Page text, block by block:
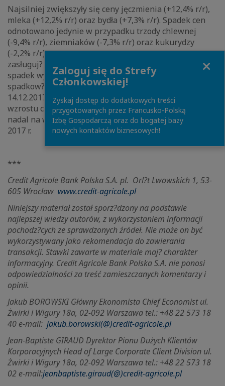
Najsilniej zwiększyły się ceny jęczmienia (+12,4% r/r),
mleka (+12,2% r/r) oraz bydła (+7,3% r/r). Spadek cen
odnotowano jedynie w przypadku trzody chlewnej
(-9,4% r/r), ziemniaków (-7,3% r/r) oraz kukurydzy
(-2,2% r/r). W strukturze danych na szczególn? uwagę
zasługuj? obniżaj?ce się ceny trzody chlewnej. Ich
spadek wynika z wejścia rynku wieprzowiny w
spadkow? fazę cyklu w III kw. 2017 r. (por. AGROmapa z
14.12.2017). Od lutego br. spodziewamy się sezonowego
wzrostu cen skupu trzody chlewnej lecz pozostanie ona
nadal na wyraźnie niższym poziomie w porównaniu do
2017 r.
***
Credit Agricole Bank Polska S.A. pl. Orl?t Lwowskich 1, 53-
605 Wrocław www.credit-agricole.pl
Niniejszy materiał został sporz?dzony na podstawie
najlepszej wiedzy autorów, z wykorzystaniem informacji
pochodz?cych ze sprawdzonych źródeł. Nie może on być
wykorzystywany jako rekomendacja do zawierania
transakcji. Stawki zawarte w materiale maj? charakter
informacyjny. Credit Agricole Bank Polska S.A. nie ponosi
odpowiedzialności za treść zamieszczanych komentarzy i
opinii.
Jakub BOROWSKI Główny Ekonomista Chief Economist ul.
Żwirki i Wigury 18a, 02-092 Warszawa tel.: +48 22 573 18
40 e-mail: jakub.borowski(@)credit-agricole.pl
Jean-Baptiste GIRAUD Dyrektor Pionu Dużych Klientów
Korporacyjnych Head of Large Corporate Client Division ul.
Żwirki i Wigury 18a, 02-092 Warszawa tel.: +48 22 573 18
02 e-mail:jeanbaptiste.giraud(@)credit-agricole.pl
Zaloguj się do Strefy
Członkowskiej!
Zyskaj dostęp do dodatkowych treści
przygotowanych przez Francusko-Polską
Izbę Gospodarczą oraz do bogatej bazy
nowych kontaktów biznesowych!